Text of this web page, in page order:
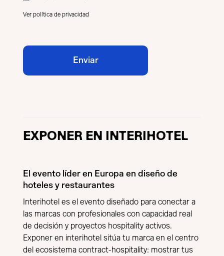
Ver política de privacidad
EXPONER EN INTERIHOTEL
El evento líder en Europa en diseño de
hoteles y restaurantes
Interihotel es el evento diseñado para conectar a
las marcas con profesionales con capacidad real
de decisión y proyectos hospitality activos.
Exponer en interihotel sitúa tu marca en el centro
del ecosistema contract-hospitality: mostrar tus